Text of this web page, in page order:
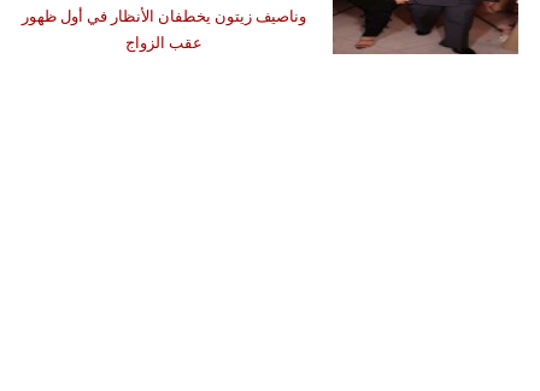
وناصيف زيتون يخطفان الأنظار في أول ظهور
عقب الزواج